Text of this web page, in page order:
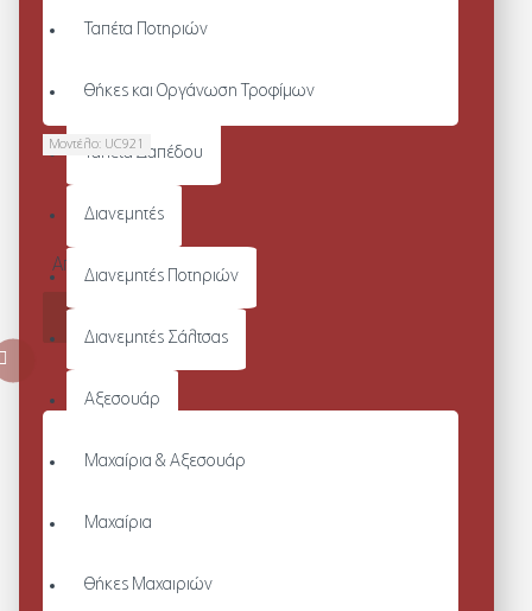
Ταπέτα Ποτηριών
Θήκες και Οργάνωση Τροφίμων
Ταπέτα Δαπέδου
Διανεμητές
Διανεμητές Ποτηριών
Διανεμητές Σάλτσας
Αξεσουάρ
Μαχαίρια & Αξεσουάρ
Μαχαίρια
Θήκες Μαχαιριών
Μοντέλο: UC921
ΤΟΥΝΊΚ
Από 22,31€
ΚΑΛΆΘΙ